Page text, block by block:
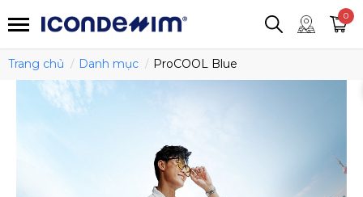
0
Trang chủ Danh mục ProCOOL Blue